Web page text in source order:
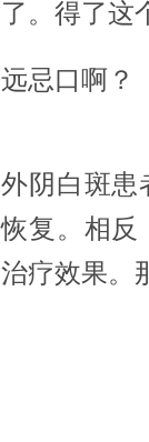
了。得了这
远忌口啊？
外阴白斑患
恢复。相反
治疗效果。